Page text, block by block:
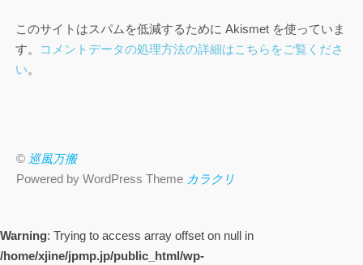
このサイトはスパムを低減するために Akismet を使っていま
す。
コメントデータの処理方法の詳細はこちらをご覧くださ
い。
© 巡風万搬
Powered by WordPress Theme カラクリ
Warning: Trying to access array offset on null in
/home/xjine/jpmp.jp/public_html/wp-